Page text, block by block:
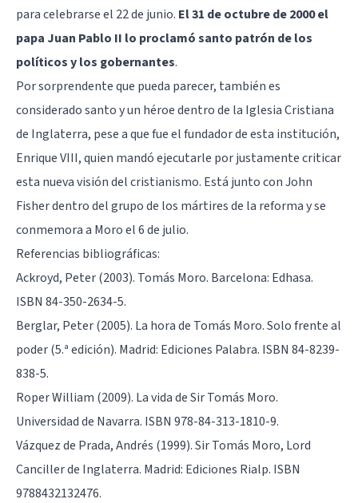
para celebrarse el 22 de junio. El 31 de octubre de 2000 el
papa Juan Pablo II lo proclamó santo patrón de los
políticos y los gobernantes.
Por sorprendente que pueda parecer, también es
considerado santo y un héroe dentro de la Iglesia Cristiana
de Inglaterra, pese a que fue el fundador de esta institución,
Enrique VIII, quien mandó ejecutarle por justamente criticar
esta nueva visión del cristianismo. Está junto con John
Fisher dentro del grupo de los mártires de la reforma y se
conmemora a Moro el 6 de julio.
Referencias bibliográficas:
Ackroyd, Peter (2003). Tomás Moro. Barcelona: Edhasa.
ISBN 84-350-2634-5.
Berglar, Peter (2005). La hora de Tomás Moro. Solo frente al
poder (5.ª edición). Madrid: Ediciones Palabra. ISBN 84-8239-
838-5.
Roper William (2009). La vida de Sir Tomás Moro.
Universidad de Navarra. ISBN 978-84-313-1810-9.
Vázquez de Prada, Andrés (1999). Sir Tomás Moro, Lord
Canciller de Inglaterra. Madrid: Ediciones Rialp. ISBN
9788432132476.